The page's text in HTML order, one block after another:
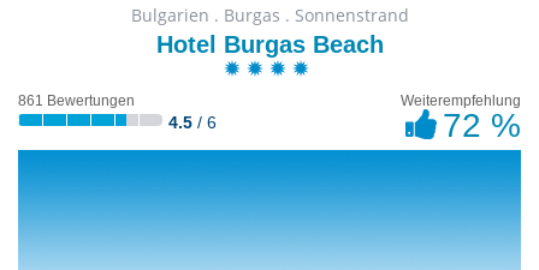
Bulgarien . Burgas . Sonnenstrand
Hotel Burgas Beach
861 Bewertungen
4.5 / 6
Weiterempfehlung
72 %